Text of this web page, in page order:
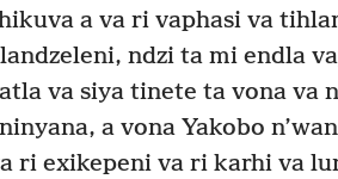
a va ri vaphasi va
ndzi ta mi endla
va siya tinete ta vona va
a vona Yakobo
ri exikepeni va ri karhi va